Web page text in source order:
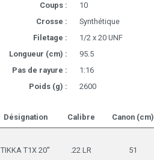
Coups :
10
Crosse :
Synthétique
Filetage :
1/2 x 20 UNF
Longueur (cm) :
95.5
Pas de rayure :
1:16
Poids (g) :
2600
Désignation Calibre Canon (cm)
TIKKA T1X 20'' .22 LR 51